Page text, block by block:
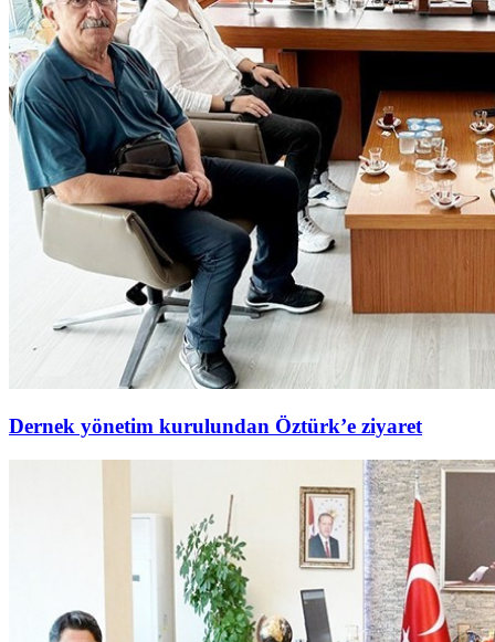
Dernek yönetim kurulundan Öztürk’e ziyaret